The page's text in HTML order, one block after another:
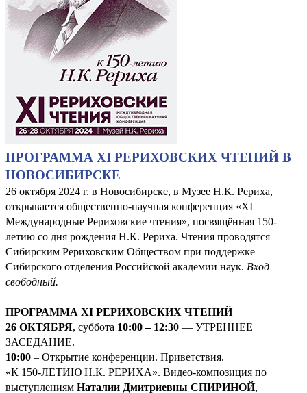
ПРОГРАММА XI РЕРИХОВСКИХ ЧТЕНИЙ В
НОВОСИБИРСКЕ
26 октября 2024 г. в Новосибирске, в Музее Н.К. Рериха,
открывается общественно-научная конференция «XI
Международные Рериховские чтения», посвящённая 150-
летию со дня рождения Н.К. Рериха. Чтения проводятся
Сибирским Рериховским Обществом при поддержке
Сибирского отделения Российской академии наук. Вход
свободный.
ПРОГРАММА XI РЕРИХОВСКИХ ЧТЕНИЙ
26 ОКТЯБРЯ, суббота 10:00 – 12:30 — УТРЕННЕЕ
ЗАСЕДАНИЕ.
10:00 – Открытие конференции. Приветствия.
«К 150-ЛЕТИЮ Н.К. РЕРИХА». Видео-композиция по
выступлениям Наталии Дмитриевны СПИРИНОЙ,